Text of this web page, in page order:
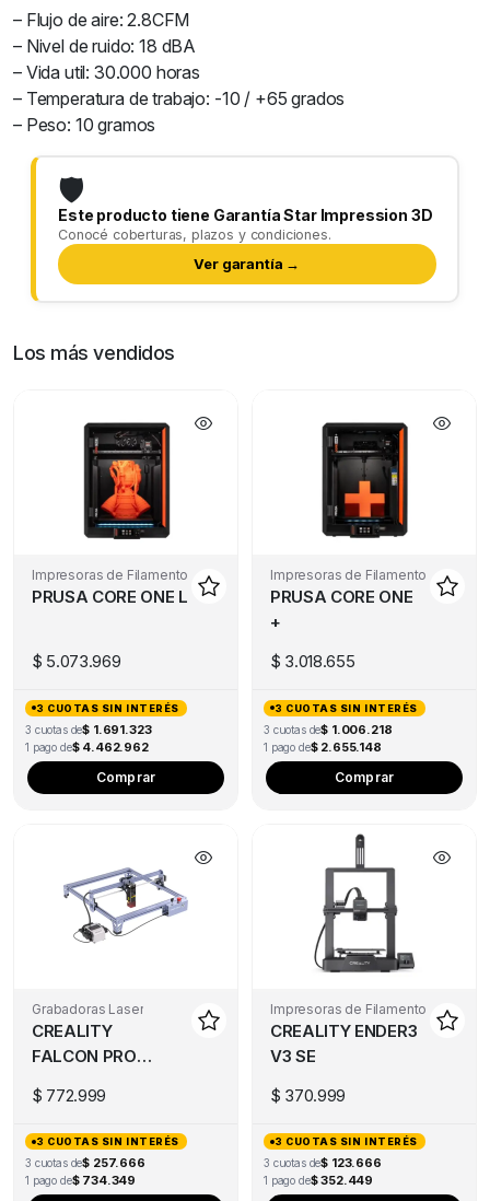
– Flujo de aire: 2.8CFM
– Nivel de ruido: 18 dBA
– Vida util: 30.000 horas
– Temperatura de trabajo: -10 / +65 grados
– Peso: 10 gramos
🛡️
Este producto tiene Garantía Star Impression 3D
Conocé coberturas, plazos y condiciones.
Ver garantía →
Los más vendidos
Impresoras de Filamento
PRUSA CORE ONE L
$ 5.073.969
3 CUOTAS SIN INTERÉS
3 cuotas de$ 1.691.323
1 pago de$ 4.462.962
Comprar
Impresoras de Filamento
PRUSA CORE ONE
+
$ 3.018.655
3 CUOTAS SIN INTERÉS
3 cuotas de$ 1.006.218
1 pago de$ 2.655.148
Comprar
Grabadoras Laser
CREALITY
FALCON PRO
$ 772.999
3 CUOTAS SIN INTERÉS
3 cuotas de$ 257.666
1 pago de$ 734.349
Impresoras de Filamento
CREALITY ENDER3
V3 SE
$ 370.999
3 CUOTAS SIN INTERÉS
3 cuotas de$ 123.666
1 pago de$ 352.449